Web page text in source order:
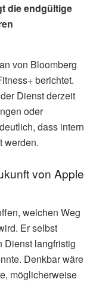
die endgültige
von Bloomberg
berichtet.
Dienst derzeit
oder
dass intern
werden.
von Apple
welchen Weg
Er selbst
Dienst langfristig
Denkbar wäre
möglicherweise